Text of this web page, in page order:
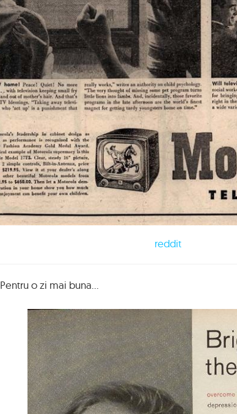
reddit
Pentru o zi mai buna...